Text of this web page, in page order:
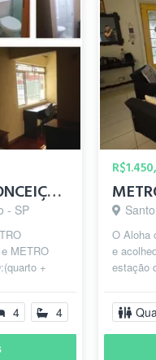
SUÍTES -METRO CONCEIÇÃO/ SÃO JUDAS e METRO SAÚDE
- SP
METRO
+
4 4
O Aloha
e
estação
cone...